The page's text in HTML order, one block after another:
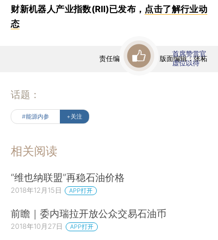
财新机器人产业指数(RII)已发布， 点击了解行业动
态
责任编辑：范若虹 | 版面编辑：张柘
首席赞赏官
虚位以待
话题：
#能源内参 +关注
相关阅读
“维也纳联盟”再稳石油价格
2018年12月15日 APP打开
前瞻｜委内瑞拉开放公众交易石油币
2018年10月27日 APP打开